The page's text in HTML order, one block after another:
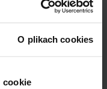
O plikach cookies
cookie